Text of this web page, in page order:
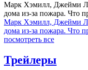
Марк Хэмилл, Джейми
дома из-за пожара. Что
Марк Хэмилл, Джейми
дома из-за пожара. Что
посмотреть все
Трейлеры